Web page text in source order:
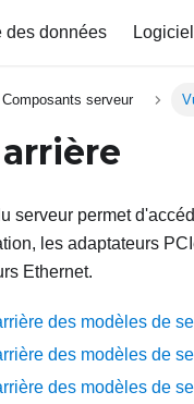
des données Logiciel
Composants serveur
serveur permet
les adaptateurs
Ethernet.
des modèles de
des modèles de
des modèles de